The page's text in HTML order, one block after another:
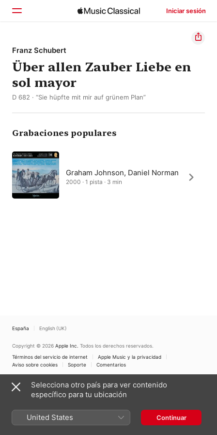
Iniciar sesión
Inicio
Explorar
Buscar
Franz Schubert
Über allen Zauber Liebe en
sol mayor
D 682 · “Sie hüpfte mit mir auf grünem Plan”
Grabaciones populares
Graham Johnson, Daniel Norman
2000 · 1 pista · 3 min
España English (UK)
Copyright © 2026 Apple Inc. Todos los derechos reservados.
Términos del servicio de internet
Apple Music y la privacidad
Aviso sobre cookies
Soporte Comentarios
Selecciona otro país para ver contenido
específico para tu ubicación
United States Continuar